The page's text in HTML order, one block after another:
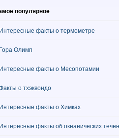
популярное
Интересные факты о термометре
Гора Олимп
Интересные факты о Месопотамии
о тхэквондо
Интересные факты о Химках
Интересные факты об океанических